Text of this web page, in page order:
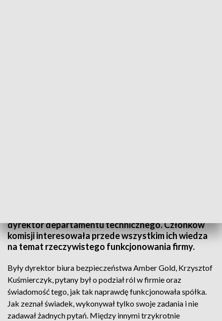
dyrektor departamentu technicznego. Członków
komisji interesowała przede wszystkim ich wiedza
na temat rzeczywistego funkcjonowania firmy.
Były dyrektor biura bezpieczeństwa Amber Gold, Krzysztof
Kuśmierczyk, pytany był o podział ról w firmie oraz
świadomość tego, jak tak naprawdę funkcjonowała spółka.
Jak zeznał świadek, wykonywał tylko swoje zadania i nie
zadawał żadnych pytań. Między innymi trzykrotnie